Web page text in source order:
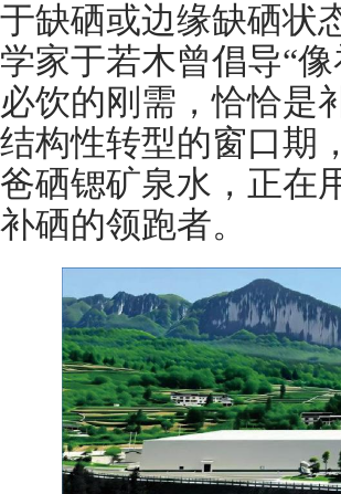
于缺硒或边缘缺硒状
学家于若木曾倡导“
必饮的刚需，恰恰是
结构性转型的窗口
爸硒锶矿泉水，正在
补硒的领跑者。